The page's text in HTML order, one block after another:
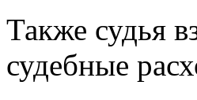
Также судья
судебные